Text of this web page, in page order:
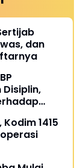
dan
1415